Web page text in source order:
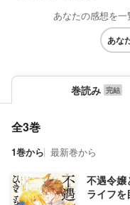
あなたの感想を一
あな
巻読み
全3巻
1巻から 最新巻から
不遇令嬢
ライフを